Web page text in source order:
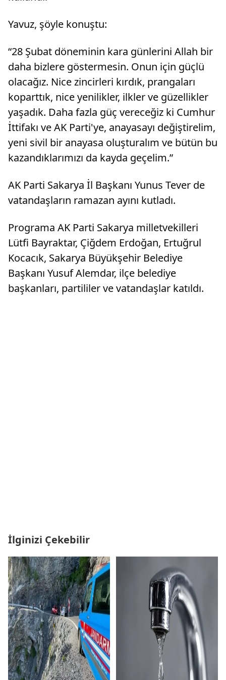
Yavuz, şöyle konuştu:
“28 Şubat döneminin kara günlerini Allah bir
daha bizlere göstermesin. Onun için güçlü
olacağız. Nice zincirleri kırdık, prangaları
koparttık, nice yenilikler, ilkler ve güzellikler
yaşadık. Daha fazla güç vereceğiz ki Cumhur
İttifakı ve AK Parti'ye, anayasayı değiştirelim,
yeni sivil bir anayasa oluşturalım ve bütün bu
kazandıklarımızı da kayda geçelim.”
AK Parti Sakarya İl Başkanı Yunus Tever de
vatandaşların ramazan ayını kutladı.
Programa AK Parti Sakarya milletvekilleri
Lütfi Bayraktar, Çiğdem Erdoğan, Ertuğrul
Kocacık, Sakarya Büyükşehir Belediye
Başkanı Yusuf Alemdar, ilçe belediye
başkanları, partililer ve vatandaşlar katıldı.
İlginizi Çekebilir